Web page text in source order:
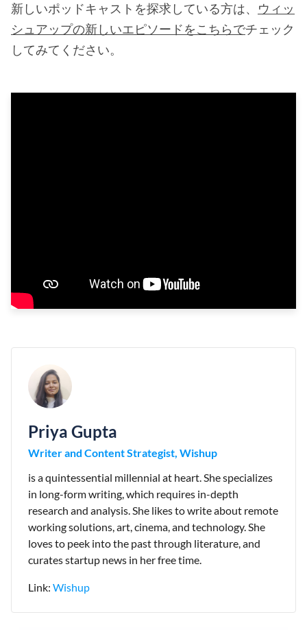
新しいポッドキャストを探求している方は、 ウィッ
シュアップの新しいエピソードをこちらでチェック
してみてください。
Priya Gupta
Writer and Content Strategist, Wishup
is a quintessential millennial at heart. She specializes
in long-form writing, which requires in-depth
research and analysis. She likes to write about remote
working solutions, art, cinema, and technology. She
loves to peek into the past through literature, and
curates startup news in her free time.
Link: Wishup